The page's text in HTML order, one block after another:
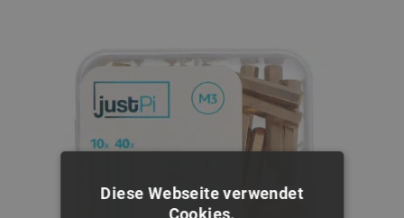
Diese Webseite verwendet
Cookies.